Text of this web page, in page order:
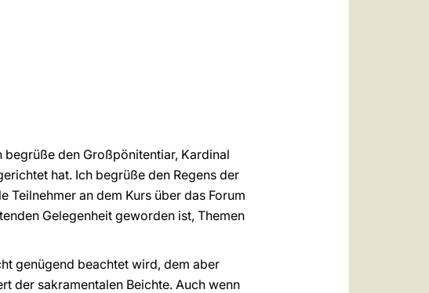
den Großpönitentiar, Kardinal
hat. Ich begrüße den Regens der
Teilnehmer an dem Kurs über das Forum
Gelegenheit geworden ist, Themen
genügend beachtet wird, dem aber
der sakramentalen Beichte. Auch wenn